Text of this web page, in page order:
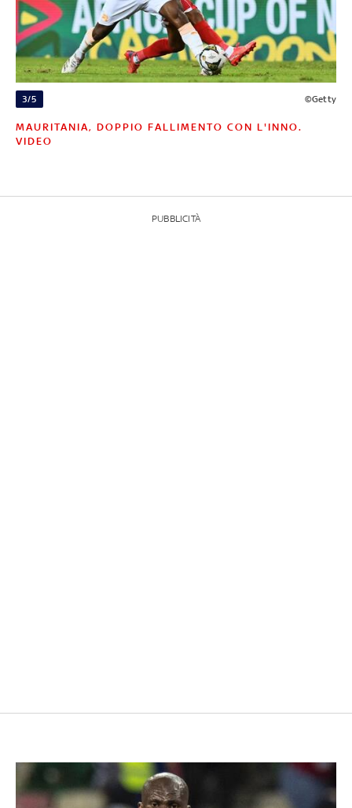
3/5 ©Getty
MAURITANIA, DOPPIO FALLIMENTO CON L'INNO.
VIDEO
PUBBLICITÀ